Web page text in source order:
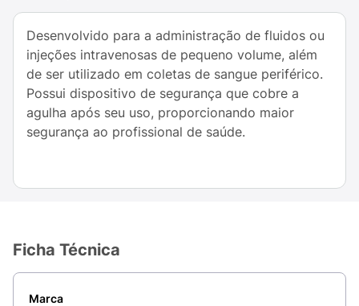
Desenvolvido para a administração de fluidos ou
injeções intravenosas de pequeno volume, além
de ser utilizado em coletas de sangue periférico.
Possui dispositivo de segurança que cobre a
agulha após seu uso, proporcionando maior
segurança ao profissional de saúde.
Ficha Técnica
Marca